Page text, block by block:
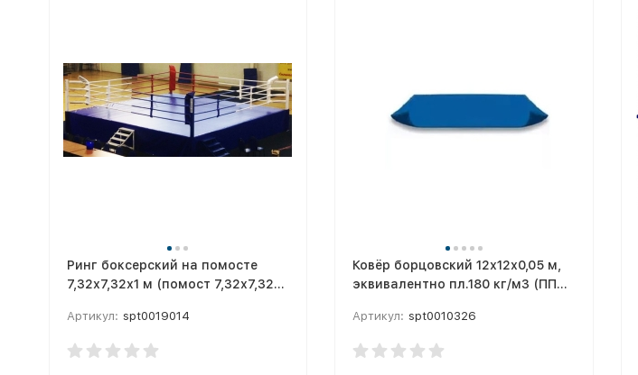
Ринг боксерский на помосте
7,32х7,32х1 м (помост 7,32х7,32х1
Артикул: spt0019014
Ковёр борцовский 12х12х0,05 м,
эквивалентно пл.180 кг/м3 (ППЭ,
Артикул: spt0010326